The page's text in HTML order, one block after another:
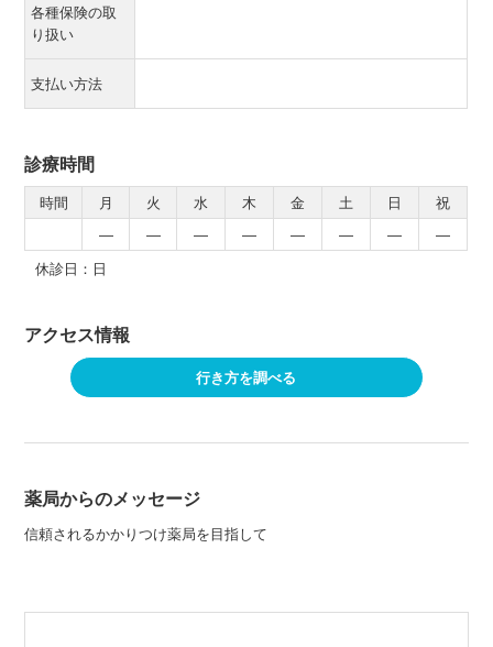
各種保険の取
り扱い
支払い方法
診療時間
時間 月 火 水 木 金 土 日
祝
―
― ― ― ― ― ―
―
休診日：日
アクセス情報
行き方を調べる
薬局からのメッセージ
信頼されるかかりつけ薬局を目指して